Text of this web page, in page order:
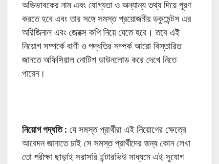
অভিভাবকের নাম এবং যোগ্যতা ও অন্যান্য তথ্য দিয়ে পূরণ
করতে হবে এবং তার সঙ্গে সমস্ত প্রয়োজনীয় ডকুমেন্টস এর
অরিজিনাল এবং জেরক্স কপি নিয়ে যেতে হবে। তবে এই
নিয়োগ সম্পর্কে বাণী ও পদ্ধতির সম্পর্ক আরো বিস্তারিত
জানতে অফিসিয়াল নোটিশ ডাউনলোড করে দেখে নিতে
পারেন।
নিয়োগ পদ্ধতি : যে সমস্ত প্রার্থীরা এই নিয়োগের ক্ষেত্রে
আবেদন জানাতে চাই সে সমস্ত প্রার্থীদের জন্য কোন লেখা
তো পরীক্ষা ছাড়াই সরাসরি ইন্টারভিউ মাধ্যমে এই সুযোগ